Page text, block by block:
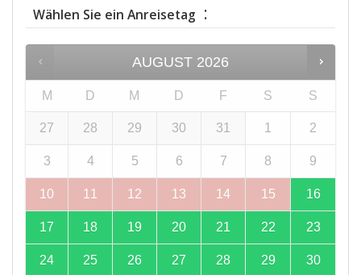
Wählen Sie ein Anreisetag :
AUGUST 2026
M D M D F S S
27 28 29 30 31 1 2
3 4 5 6 7 8 9
10 11 12 13 14 15 16
17 18 19 20 21 22 23
24 25 26 27 28 29 30